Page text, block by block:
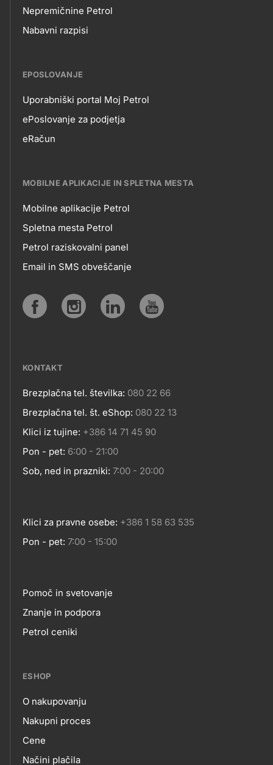
Nepremičnine Petrol
Nabavni razpisi
EPOSLOVANJE
EPOSLOVANJE
Uporabniški portal Moj Petrol
ePoslovanje za podjetja
eRačun
MOBILNE APLIKACIJE IN SPLETNA MESTA
MOBILNE
APLIKACIJE
SPLETNA
Mobilne aplikacije Petrol
Spletna mesta Petrol
Petrol raziskovalni panel
Email in SMS obveščanje
KONTAKT
Kontakt
Brezplačna tel. številka: 080 22 66
Brezplačna tel. št. eShop: 080 22 13
Klici iz tujine: +386 14 71 45 90
Pon - pet: 6:00 - 21:00
Sob, ned in prazniki: 7:00 - 20:00
Klici za pravne osebe: +386 1 58 63 535
Pon - pet: 7:00 - 15:00
Footer
links
Pomoč in svetovanje
Znanje in podpora
Petrol ceniki
ESHOP
eshop
O nakupovanju
Nakupni proces
Cene
Načini plačila